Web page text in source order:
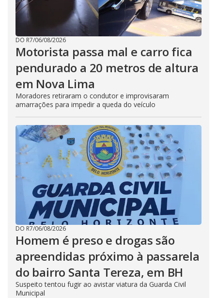
DO R7/06/08/2026
Motorista passa mal e carro fica
pendurado a 20 metros de altura
em Nova Lima
Moradores retiraram o condutor e improvisaram
amarrações para impedir a queda do veículo
DO R7/06/08/2026
Homem é preso e drogas são
apreendidas próximo à passarela
do bairro Santa Tereza, em BH
Suspeito tentou fugir ao avistar viatura da Guarda Civil
Municipal